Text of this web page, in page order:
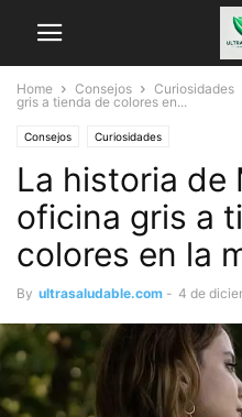
Home Consejos Curiosidades
gris a tienda de colores en...
Consejos Curiosidades
La historia de
oficina gris a
colores en la
By ultrasaludable.com - 4 de